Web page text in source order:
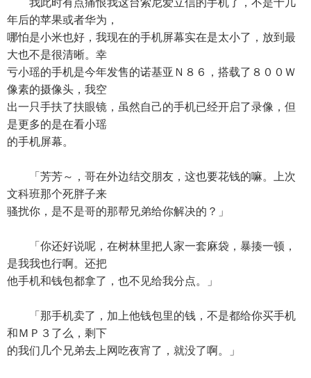
我此时有点痛恨我这台索尼爱立信的手机了，不是十几
年后的苹果或者华为，
哪怕是小米也好，我现在的手机屏幕实在是太小了，放到最
大也不是很清晰。幸
亏小瑶的手机是今年发售的诺基亚Ｎ８６，搭载了８００Ｗ
像素的摄像头，我空
出一只手扶了扶眼镜，虽然自己的手机已经开启了录像，但
是更多的是在看小瑶
的手机屏幕。
「芳芳～，哥在外边结交朋友，这也要花钱的嘛。上次
文科班那个死胖子来
骚扰你，是不是哥的那帮兄弟给你解决的？」
「你还好说呢，在树林里把人家一套麻袋，暴揍一顿，
是我我也行啊。还把
他手机和钱包都拿了，也不见给我分点。」
「那手机卖了，加上他钱包里的钱，不是都给你买手机
和ＭＰ３了么，剩下
的我们几个兄弟去上网吃夜宵了，就没了啊。」